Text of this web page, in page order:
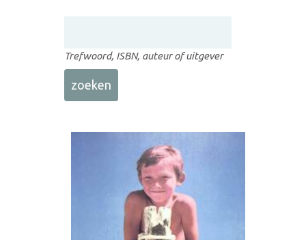
Trefwoord, ISBN, auteur of uitgever